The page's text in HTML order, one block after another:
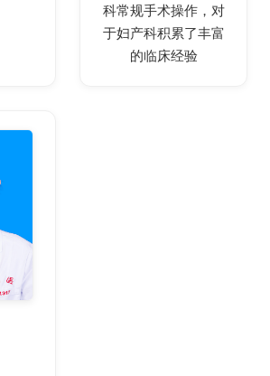
科常规手术操作，对
于妇产科积累了丰富
的临床经验